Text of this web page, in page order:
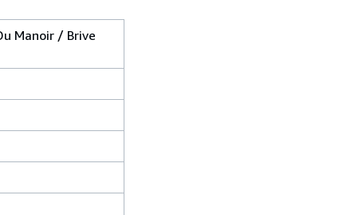
Manoir / Brive